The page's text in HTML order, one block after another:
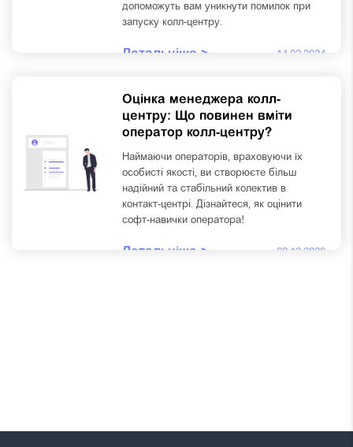
допоможуть вам уникнути помилок при
запуску колл-центру.
Детальніше > 14.02.2024
Оцінка менеджера колл-
центру: Що повинен вміти
оператор колл-центру?
Наймаючи операторів, враховуючи їх
особисті якості, ви створюєте більш
надійний та стабільний колектив в
контакт-центрі. Дізнайтеся, як оцінити
софт-навички оператора!
Детальніше > 22.12.2020